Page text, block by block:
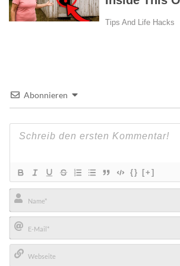
Abonnieren
{} [+]
Name*
E-
Mail*